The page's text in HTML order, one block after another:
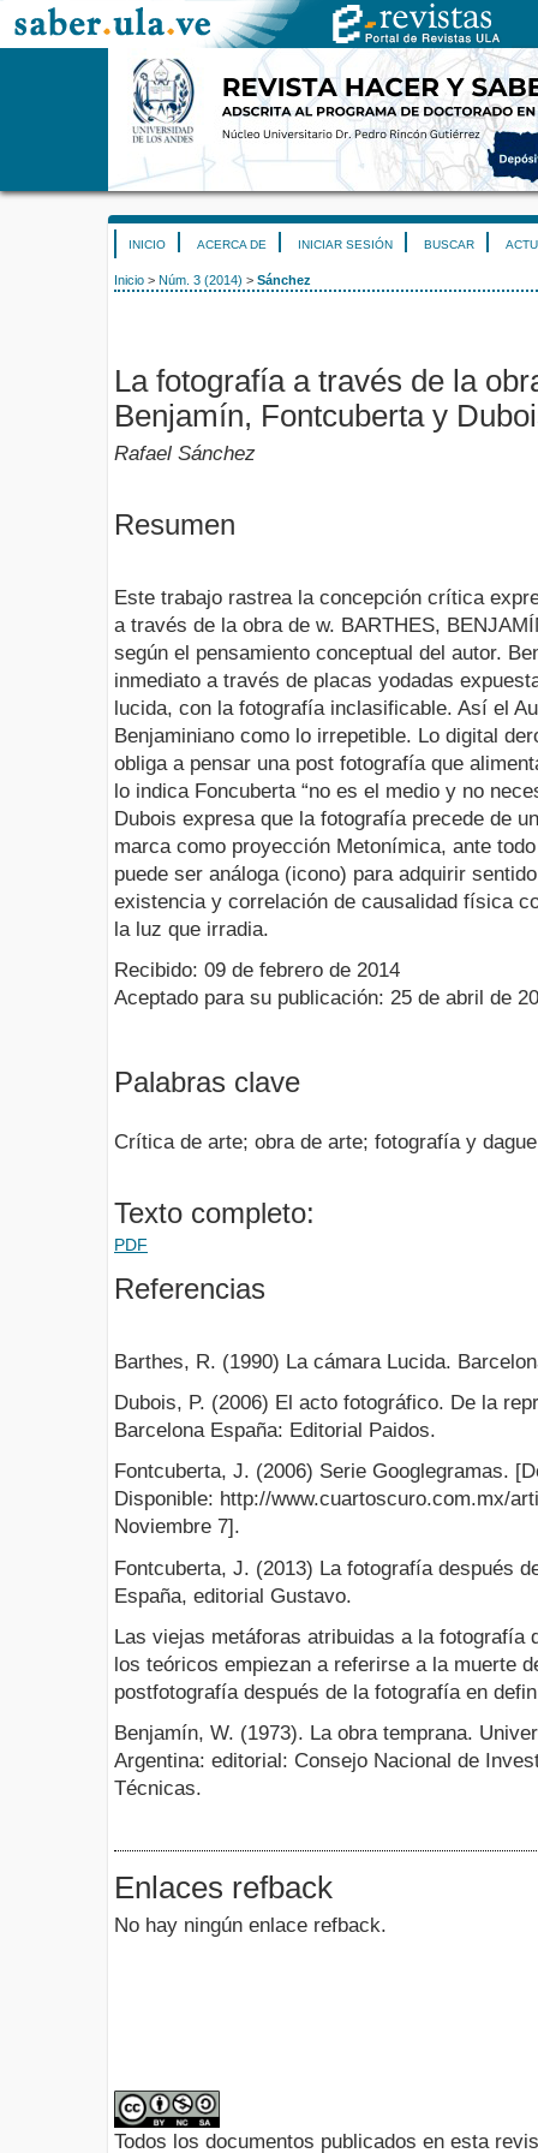
INICIO ACERCA DE INICIAR SESIÓN BUSCAR
Inicio > Núm. 3 (2014) > Sánchez
La fotografía a través de la
Benjamín, Fontcuberta y
Rafael Sánchez
Resumen
Este trabajo rastrea la concepción crítica
a través de la obra de w. BARTHES,
según el pensamiento conceptual del autor.
inmediato a través de placas yodadas
lucida, con la fotografía inclasificable. Así el
Benjaminiano como lo irrepetible. Lo digital
obliga a pensar una post fotografía que
lo indica Foncuberta “no es el medio y no
Dubois expresa que la fotografía precede de
marca como proyección Metonímica, ante
puede ser análoga (icono) para adquirir
existencia y correlación de causalidad física
la luz que irradia.
Recibido: 09 de febrero de 2014
Aceptado para su publicación: 25 de abril de
Palabras clave
Crítica de arte; obra de arte; fotografía y
Texto completo:
PDF
Referencias
Barthes, R. (1990) La cámara Lucida.
Dubois, P. (2006) El acto fotográfico. De la
Barcelona España: Editorial Paidos.
Fontcuberta, J. (2006) Serie Googlegramas.
Disponible: http://www.cuartoscuro.com.mx/
Noviembre 7].
Fontcuberta, J. (2013) La fotografía después
España, editorial Gustavo.
Las viejas metáforas atribuidas a la fotografía
los teóricos empiezan a referirse a la muerte
postfotografía después de la fotografía en
Benjamín, W. (1973). La obra temprana.
Argentina: editorial: Consejo Nacional de
Técnicas.
Enlaces refback
No hay ningún enlace refback.
Todos los documentos publicados en esta